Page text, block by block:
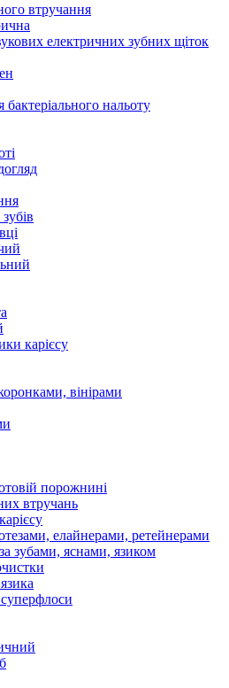
втручання
електричних зубних щіток
нальоту
карієсу
вінірами
порожнині
втручань
елайнерами, ретейнерами
зубами, яснами, язиком